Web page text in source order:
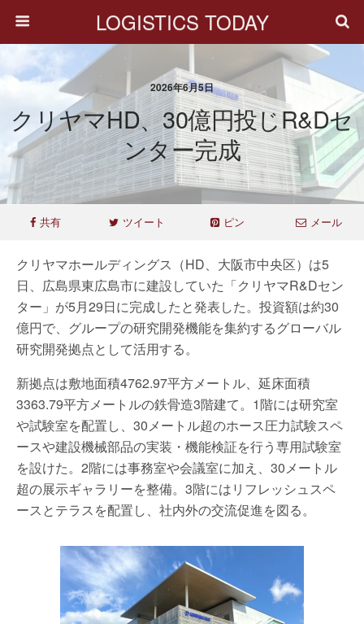
LOGISTICS TODAY
2026年6月5日
クリヤマHD、30億円投じR&Dセ
ンター完成
共有 ツイート ピン メール
クリヤマホールディングス（HD、大阪市中央区）は5
日、広島県東広島市に建設していた「クリヤマR&Dセン
ター」が5月29日に完成したと発表した。投資額は約30
億円で、グループの研究開発機能を集約するグローバル
研究開発拠点として活用する。
新拠点は敷地面積4762.97平方メートル、延床面積
3363.79平方メートルの鉄骨造3階建て。1階には研究室
や試験室を配置し、30メートル超のホース圧力試験スペ
ースや建設機械部品の実装・機能検証を行う専用試験室
を設けた。2階には事務室や会議室に加え、30メートル
超の展示ギャラリーを整備。3階にはリフレッシュスペ
ースとテラスを配置し、社内外の交流促進を図る。